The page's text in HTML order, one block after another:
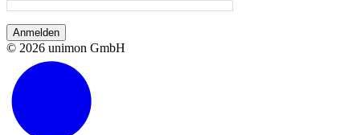
Anmelden
© 2026 unimon GmbH